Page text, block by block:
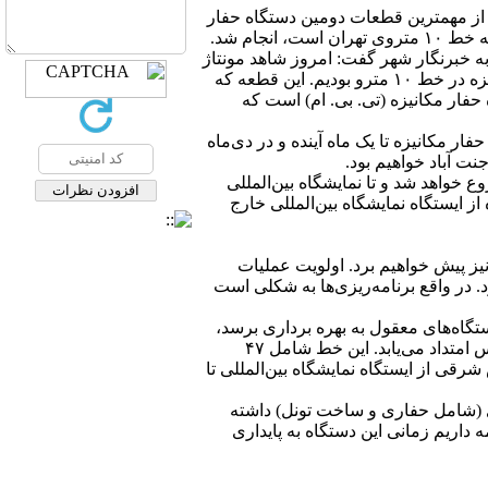
آذرماه ۱۴۰۴ مونتاژ یکی از مهمترین قطعات دومین دستگاه حفار
شد.
در این باره به خبرنگار شهر گفت: امروز شاهد مونتاژ
یکی از قطعات مهم دومین دستگاه حفار مکانیزه در خط ۱۰ مترو بودیم. این قطعه که
مکانیزه (تی. بی. ام) است که
مکانیزه تا یک ماه آینده و در دی‌ماه
آباد خواهیم بود.
جنت آباد شروع خواهد شد و تا نمایشگاه بین‌المللی
فعالیت حفاری این بخش حدود ۴ سال است و در اواخر سال ۱۴۰۸ این دستگاه از ایستگاه نمایشگاه بین‌المللی خارج
پیش خواهیم برد. اولویت عملیات
در واقع برنامه‌ریزی‌ها به شکلی است
امر این است که طی ۵ سال آینده حدود ۲۰ کیلومتر از مسیر خط ۱۰ با تعداد ایستگاه‌های معقول به بهره برداری برسد،
خاطرنشان کرد: خط ۱۰ مترو از ایستگاه ملکی در غربی‌ترین بخش خود شروع خواهد شد و تا فلکه سوم تهرانپارس امتداد می‌یابد. این خط شامل ۴۷
ملکی تا نمایشگاه بین‌المللی ۲۹ و نیم کیلومتر و بخش شرقی از ایستگاه نمایشگاه بین‌المللی تا
دستگاه حفار مکانیزه در حال فعالیت است که حدود ۱۷۰۰ متر پیشروی (شامل حفاری و ساخت تونل) داشته
دومین دستگاه حفار خط ۱۰ محسوب شده و برنامه داریم زمانی این دستگاه به پایداری